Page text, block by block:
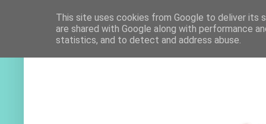
This site uses cookies from Google to deliver its
are shared with Google along with performance
statistics, and to detect and address abuse.